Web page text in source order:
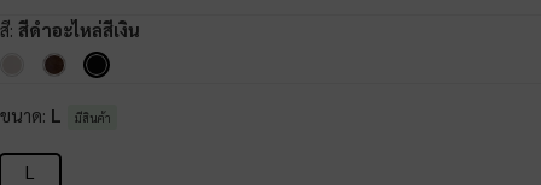
สี: สีดำอะไหล่สีเงิน
ขนาด: L มีสินค้า
L